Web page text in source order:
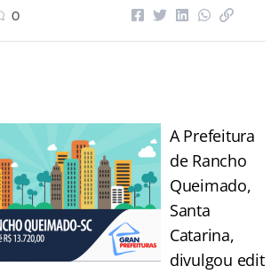
0
A Prefeitura
de Rancho
Queimado,
Santa
Catarina,
divulgou edit